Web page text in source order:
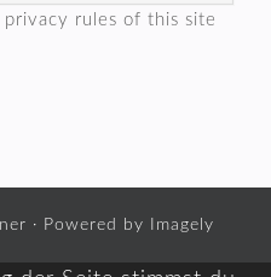
rules of this site
· Powered by Imagely